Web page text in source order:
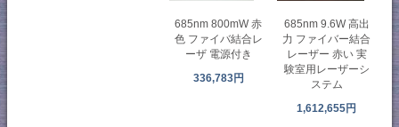
685nm 800mW 赤
色 ファイバ結合レ
ーザ 電源付き
336,783円
685nm 9.6W 高出
力 ファイバー結合
レーザー 赤い 実
験室用レーザーシ
ステム
1,612,655円